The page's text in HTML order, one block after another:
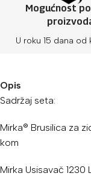
Mogućnost
U roku 15 dana od
Opis
Sadržaj seta:
Mirka® Brusilica za
kom
Mirka Usisavač 1230